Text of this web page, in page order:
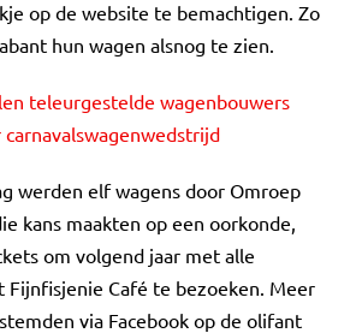
op de website te bemachtigen. Zo
hun wagen alsnog te zien.
teleurgestelde wagenbouwers
werden elf wagens door Omroep
kans maakten op een oorkonde,
om volgend jaar met alle
Fijnfisjenie Café te bezoeken. Meer
via Facebook op de olifant